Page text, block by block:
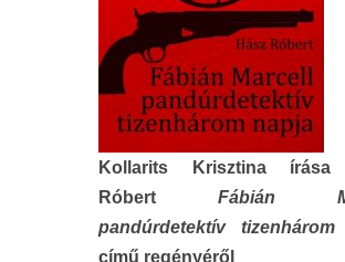
Kollarits Krisztina írása
Róbert Fábián
pandúrdetektív tizenhárom
című regényéről